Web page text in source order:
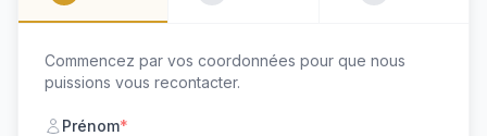
Commencez par vos coordonnées pour que nous
puissions vous recontacter.
Prénom*